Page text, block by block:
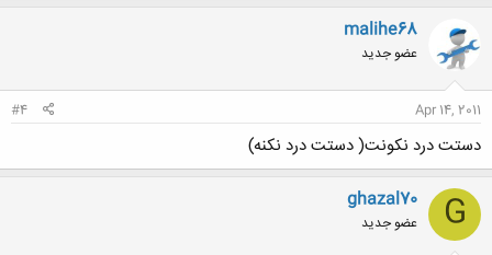
http://qie.ir/121-جزوه-کنترل-موجودی-پارسه(پورسعیدی)
malihe68
عضو جدید
Apr 14, 2011
#4
دستت درد نکونت( دستت درد نکنه)
G
ghazal70
عضو جدید